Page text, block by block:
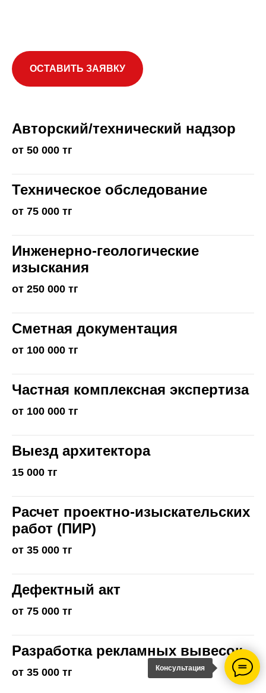
ОСТАВИТЬ ЗАЯВКУ
Авторский/технический надзор
от 50 000 тг
Техническое обследование
от 75 000 тг
Инженерно-геологические
изыскания
от 250 000 тг
Сметная документация
от 100 000 тг
Частная комплексная экспертиза
от 100 000 тг
Выезд архитектора
15 000 тг
Расчет проектно-изыскательских
работ (ПИР)
от 35 000 тг
Дефектный акт
от 75 000 тг
Разработка рекламных вывесок
от 35 000 тг Консультация